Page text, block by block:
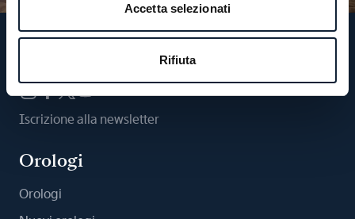
Accetta selezionati
Rifiuta
Iscrizione alla newsletter
Orologi
Orologi